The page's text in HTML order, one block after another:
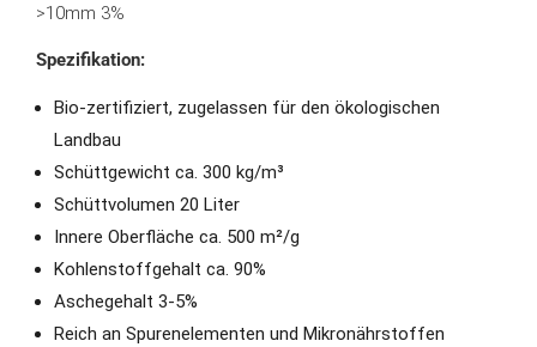
>10mm 3%
Spezifikation:
Bio-zertifiziert, zugelassen für den ökologischen
Landbau
Schüttgewicht ca. 300 kg/m³
Schüttvolumen 20 Liter
Innere Oberfläche ca. 500 m²/g
Kohlenstoffgehalt ca. 90%
Aschegehalt 3-5%
Reich an Spurenelementen und Mikronährstoffen